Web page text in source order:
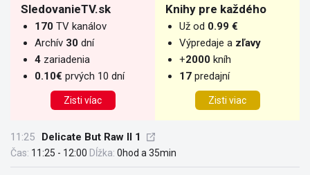
SledovanieTV.sk
170 TV kanálov
Archív 30 dní
4 zariadenia
0.10€ prvých 10 dní
Zisti víac
Knihy pre každého
Už od 0.99 €
Výpredaje a zľavy
+2000 kníh
17 predajní
Zisti viac
11:25 Delicate But Raw II 1
Čas: 11:25 - 12:00 Dĺžka: 0hod a 35min